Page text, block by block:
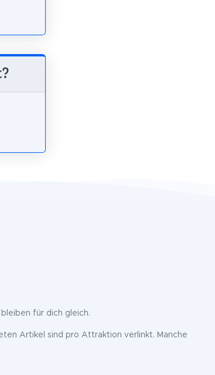
für dich gleich.
Artikel sind pro Attraktion verlinkt. Manche